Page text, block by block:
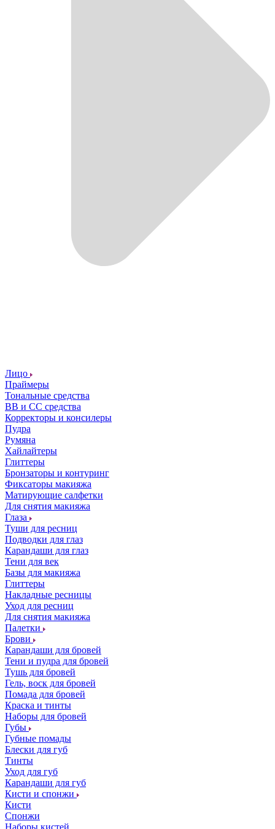
Лицо
Праймеры
Тональные средства
ВВ и СС средства
Корректоры и консилеры
Пудра
Румяна
Хайлайтеры
Глиттеры
Бронзаторы и контуринг
Фиксаторы макияжа
Матирующие салфетки
Для снятия макияжа
Глаза
Туши для ресниц
Подводки для глаз
Карандаши для глаз
Тени для век
Базы для макияжа
Глиттеры
Накладные ресницы
Уход для ресниц
Для снятия макияжа
Палетки
Брови
Карандаши для бровей
Тени и пудра для бровей
Тушь для бровей
Гель, воск для бровей
Помада для бровей
Краска и тинты
Наборы для бровей
Губы
Губные помады
Блески для губ
Тинты
Уход для губ
Карандаши для губ
Кисти и спонжи
Кисти
Спонжи